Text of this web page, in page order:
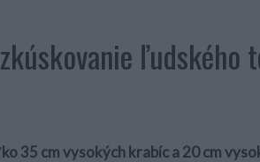
ľudského
35 cm vysokých krabíc a 20 cm